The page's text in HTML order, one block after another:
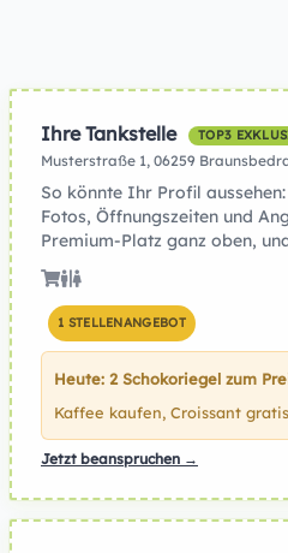
Ihre Tankstelle TOP3
Musterstraße 1, 06259
So könnte Ihr Profil
Fotos, Öffnungszeiten und
Premium-Platz ganz oben,
1 STELLENANGEBOT
Heute: 2 Schokoriegel zum
Kaffee kaufen, Croissant
Jetzt beanspruchen →